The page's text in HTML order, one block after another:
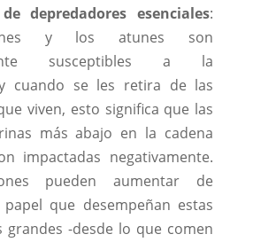
depredadores esenciales:
y los atunes son
susceptibles a la
cuando se les retira de las
viven, esto significa que las
más abajo en la cadena
impactadas negativamente.
pueden aumentar de
que desempeñan estas
grandes -desde lo que comen